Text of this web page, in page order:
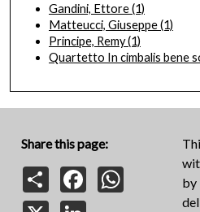
Gandini, Ettore(1)
Matteucci, Giuseppe(1)
Principe, Remy(1)
Quartetto In cimbalis bene
Share this page:
Share
Facebook